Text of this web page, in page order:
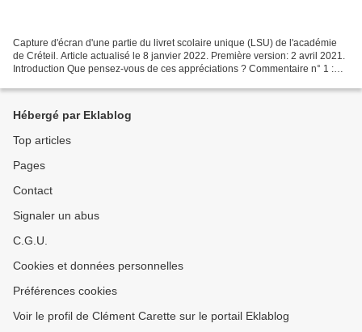
Capture d'écran d'une partie du livret scolaire unique (LSU) de l'académie
de Créteil. Article actualisé le 8 janvier 2022. Première version: 2 avril 2021.
Introduction Que pensez-vous de ces appréciations ? Commentaire n° 1 :
Hébergé par Eklablog
Top articles
Pages
Contact
Signaler un abus
C.G.U.
Cookies et données personnelles
Préférences cookies
Voir le profil de Clément Carette sur le portail Eklablog